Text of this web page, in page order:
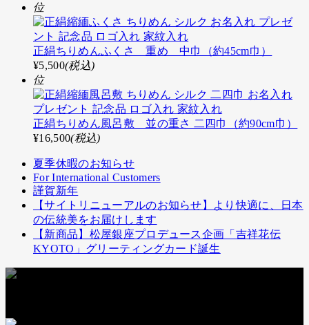
位
正絹ちりめんふくさ 重め 中巾（約45cm巾）
¥5,500(税込)
位
正絹ちりめん風呂敷 並の重さ 二四巾（約90cm巾）
¥16,500(税込)
夏季休暇のお知らせ
For International Customers
謹賀新年
【サイトリニューアルのお知らせ】より快適に、日本
の伝統美をお届けします
【新商品】松屋銀座プロデュース企画「吉祥花伝
KYOTO」グリーティングカード誕生